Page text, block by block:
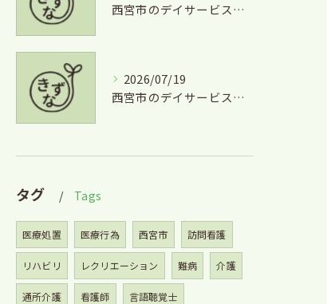
西宮市のデイサービスを気軽に利用するための短時間利用や費用徹底ガイド
2026/07/19
西宮市のデイサービス利用と掃除の安心サポート徹底ガイド
タグ Tags
医療処置 医療行為 西宮市 訪問看護
リハビリ レクリエーション 難病 介護
通所介護 看護師 言語聴覚士